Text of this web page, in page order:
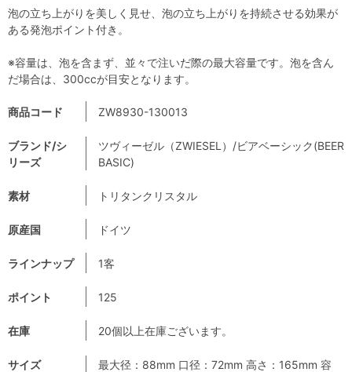
商品コード ZW8930-130013
ブランド/シ
リーズ
ツヴィーゼル（ZWIESEL）/ビアベーシック(BEER
BASIC)
素材 トリタンクリスタル
原産国 ドイツ
ラインナップ 1客
ポイント 125
在庫 20個以上在庫ございます。
サイズ
最大径：88mm 口径：72mm 高さ：165mm 容
泡の立ち上がりを美しく見せ、泡の立ち上がりを持続させる効果が
ある発泡ポイント付き。
※容量は、泡を含まず、並々で注いだ際の最大容量です。泡を含ん
だ場合は、300ccが目安となります。